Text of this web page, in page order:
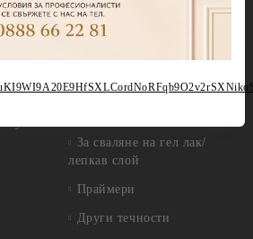
Акварелни капки
Препарати
консумативи
За сваляне на гел лак/
лепкав слой
Праймери
Други течности